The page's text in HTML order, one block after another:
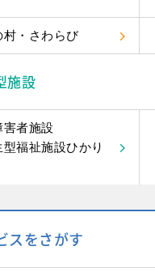
村・さわらび
施設
害者施設
福祉施設ひかり
スをさがす